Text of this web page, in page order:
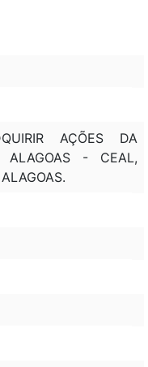
AÇÕES DA
ALAGOAS - CEAL,